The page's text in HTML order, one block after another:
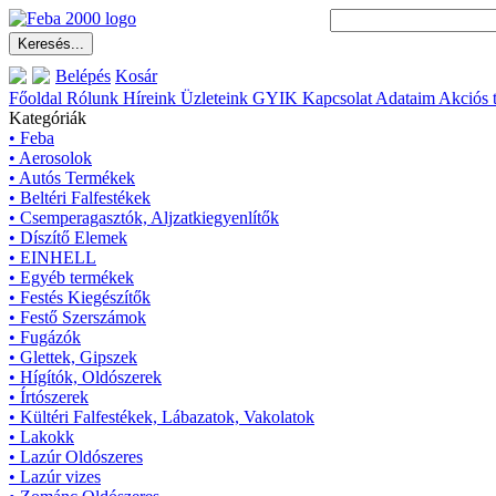
Belépés Kosár
Főoldal Rólunk Híreink Üzleteink GYIK Kapcsolat Adataim Akciós
Kategóriák
• Feba
• Aerosolok
• Autós Termékek
• Beltéri Falfestékek
• Csemperagasztók, Aljzatkiegyenlítők
• Díszítő Elemek
• EINHELL
• Egyéb termékek
• Festés Kiegészítők
• Festő Szerszámok
• Fugázók
• Glettek, Gipszek
• Hígítók, Oldószerek
• Írtószerek
• Kültéri Falfestékek, Lábazatok, Vakolatok
• Lakokk
• Lazúr Oldószeres
• Lazúr vizes